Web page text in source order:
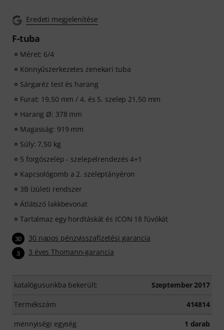
Eredeti megjelenítése
F-tuba
Méret: 6/4
Könnyűszerkezetes zenekari tuba
Sárgaréz test és harang
Furat: 19,50 mm / 4. és 5. szelep 21,50 mm
Harang Ø: 378 mm
Magasság: 919 mm
Súly: 7,50 kg
5 forgószelep - szelepelrendezés 4+1
Kapcsológomb a 2. szeleptányéron
3B ízületi rendszer
Átlátszó lakkbevonat
Tartalmaz egy hordtáskát és ICON 18 fúvókát
30 30 napos pénzvisszafizetési garancia
3 3 éves Thomann-garancia
katalógusunkba bekerült: Szeptember 2017
Termékszám 414814
mennyiségi egység 1 darab